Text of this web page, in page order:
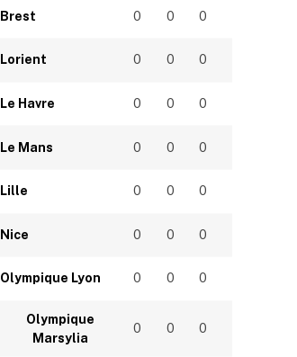
Brest 0 0 0
Lorient 0 0 0
Le Havre 0 0 0
Le Mans 0 0 0
Lille 0 0 0
Nice 0 0 0
Olympique Lyon 0 0 0
Olympique
Marsylia
0 0 0